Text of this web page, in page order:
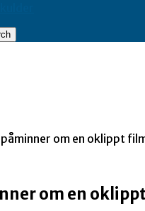
om en oklippt
om en